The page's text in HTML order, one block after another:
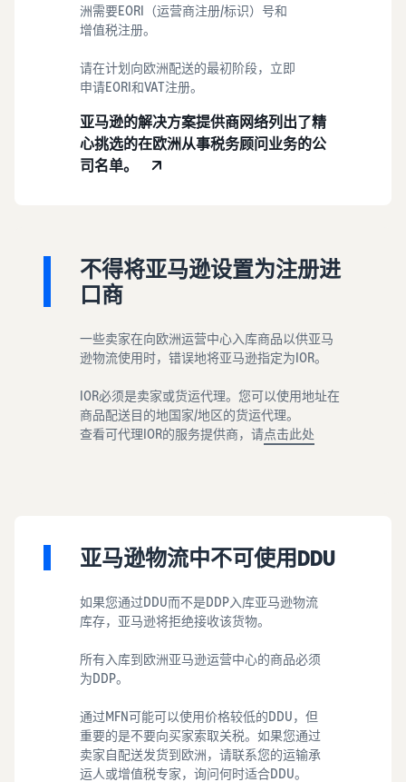
洲需要EORI（运营商注册/标识）号和
增值税注册。
请在计划向欧洲配送的最初阶段，立即
申请EORI和VAT注册。
亚马逊的解决方案提供商网络列出了精
心挑选的在欧洲从事税务顾问业务的公
司名单。
不得将亚马逊设置为注册进
口商
一些卖家在向欧洲运营中心入库商品以供亚马
逊物流使用时，错误地将亚马逊指定为IOR。
IOR必须是卖家或货运代理。您可以使用地址在
商品配送目的地国家/地区的货运代理。
查看可代理IOR的服务提供商，请点击此处
亚马逊物流中不可使用DDU
如果您通过DDU而不是DDP入库亚马逊物流
库存，亚马逊将拒绝接收该货物。
所有入库到欧洲亚马逊运营中心的商品必须
为DDP。
通过MFN可能可以使用价格较低的DDU，但
重要的是不要向买家索取关税。如果您通过
卖家自配送发货到欧洲，请联系您的运输承
运人或增值税专家，询问何时适合DDU。